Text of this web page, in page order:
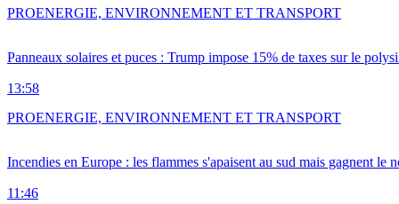
Panneaux solaires et puces : Trump impose 15% de taxes sur le
13:58
PROENERGIE, ENVIRONNEMENT ET TRANSPORT
Incendies en Europe : les flammes s'apaisent au sud mais gagnent le
11:46
PROENERGIE, ENVIRONNEMENT ET TRANSPORT